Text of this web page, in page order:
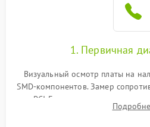
1. Первичная
Визуальный осмотр платы на
SMD-компонентов. Замер
PCI-E и дополнительных
короткое замыкание основных